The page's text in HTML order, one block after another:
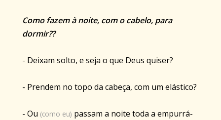
Como fazem à noite, com o cabelo, para
dormir??
- Deixam solto, e seja o que Deus quiser?
- Prendem no topo da cabeça, com um elástico?
- Ou (como eu) passam a noite toda a empurrá-